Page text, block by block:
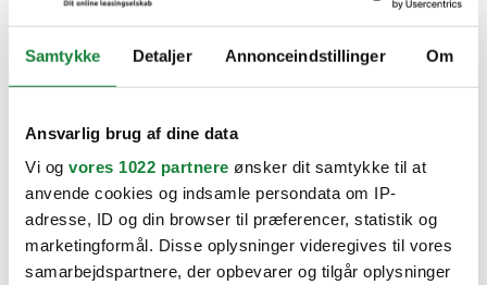
Samtykke Detaljer Annonceindstillinger Om
Ansvarlig brug af dine data
Vi og vores 1022 partnere ønsker dit samtykke til at
anvende cookies og indsamle persondata om IP-
adresse, ID og din browser til præferencer, statistik og
marketingformål. Disse oplysninger videregives til vores
samarbejdspartnere, der opbevarer og tilgår oplysninger
Få nyheder sendt direkte
til din indbakke
Tilmeld dig vores nyhedsbrev, for at få nyheder om biler
sendt direkte til din indbakke.